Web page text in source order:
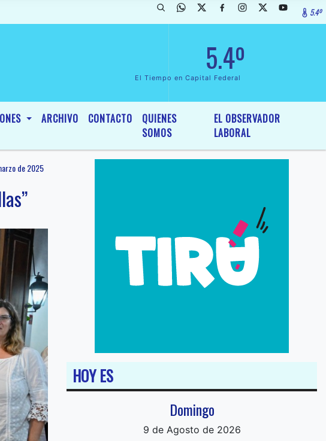
fue declarada de InterÃ©s General y Legislativo, por Ordenanza NÂº 6236/19 del5.4º
5.4º
El Tiempo en Capital Federal
ARCHIVO CONTACTO
QUIENES
SOMOS
EL OBSERVADOR
LABORAL
de 2025
HOY ES
Domingo
9 de Agosto de 2026